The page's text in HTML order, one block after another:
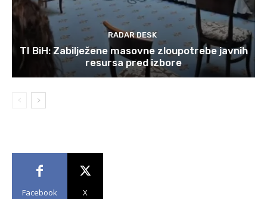
RADAR DESK
TI BiH: Zabilježene masovne zloupotrebe javnih
resursa pred izbore
Facebook X